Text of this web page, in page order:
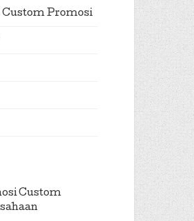
Custom Promosi
Custom